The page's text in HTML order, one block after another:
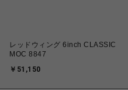
レッドウィング 6inch CLASSIC
MOC 8847
￥51,150